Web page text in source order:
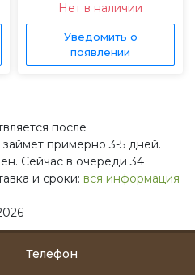
Нет в наличии
Уведомить о
появлении
после
примерно 3-5 дней.
Сейчас в очереди 34
и сроки: вся информация
Телефон